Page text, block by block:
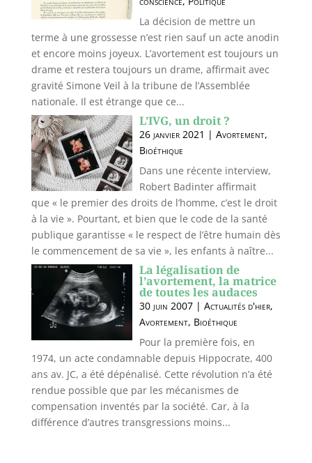
La décision de mettre un
terme à une grossesse n’est rien sauf un acte anodin
et encore moins joyeux. L’avortement est toujours un
drame et restera toujours un drame, affirmait avec
gravité Simone Veil à la tribune de l’Assemblée
nationale. Il est étrange que ce...
L’IVG, un droit ?
26 janvier 2021 | Avortement,
Bioéthique
Dans une récente interview,
Robert Badinter affirmait
que « le premier des droits de l’homme, c’est le droit
à la vie ». Pourtant, et bien que le code de la santé
publique garantisse « le respect de l’être humain dès
le commencement de sa vie », les enfants à naître...
La légalisation de
l’avortement, la matrice
de toutes les audaces
30 juin 2007| Actualités d'hier,
Avortement, Bioéthique
Pour la première fois, en
1974, un acte condamnable depuis Hippocrate, 400
ans av. JC, a été dépénalisé. Cette révolution n’a été
rendue possible que par les mécanismes de
compensation inventés par la société. Car, à la
différence d’autres transgressions moins...